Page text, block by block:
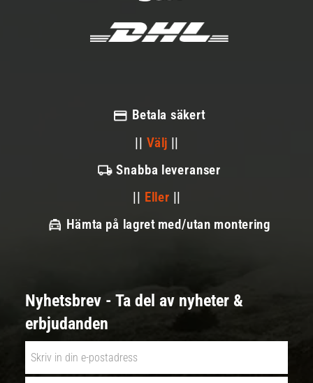
Betala säkert
|| Välj ||
Snabba leveranser
|| Eller ||
Hämta på lagret med/utan montering
Nyhetsbrev - Ta del av nyheter &
erbjudanden